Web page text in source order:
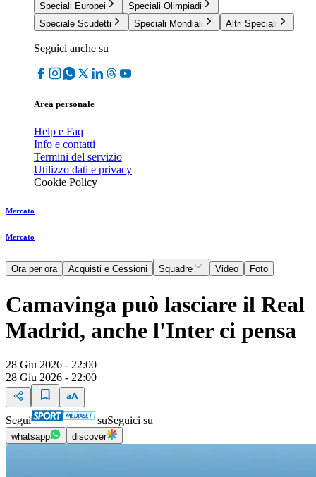
Speciali Europei
Speciali Olimpiadi
Speciale Scudetti
Speciali Mondiali Altri Speciali
Seguici anche su
Area personale
Help e Faq
Info e contatti
Termini del servizio
Utilizzo dati e privacy
Cookie Policy
Mercato
Mercato
Ora per ora Acquisti e Cessioni Squadre Video Foto
Camavinga può lasciare il Real
Madrid, anche l'Inter ci pensa
28 Giu 2026 - 22:00
28 Giu 2026 - 22:00
Segui suSeguici su
whatsapp discover